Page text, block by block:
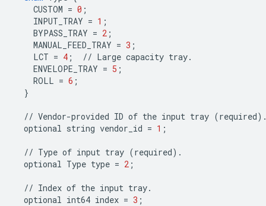
CUSTOM = 0 ;
INPUT_TRAY = 1 ;
BYPASS_TRAY = 2 ;
MANUAL_FEED_TRAY = 3 ;
LCT = 4 ; // Large capacity tray.
ENVELOPE_TRAY = 5 ;
ROLL = 6 ;
}
// Vendor-provided ID of the input tray (required)
optional string vendor_id = 1 ;
// Type of input tray (required) .
optional Type type = 2 ;
// Index of the input tray.
optional int64 index = 3 ;